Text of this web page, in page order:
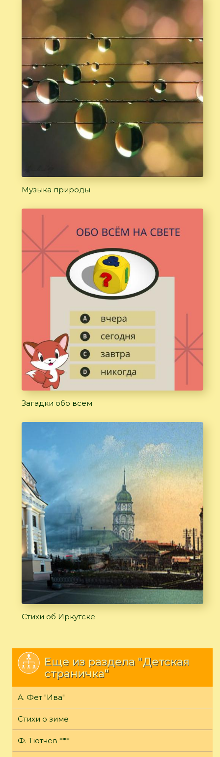
Музыка природы
Загадки обо всем
Стихи об Иркутске
Еще из раздела "Детская
страничка"
А. Фет "Ива"
Стихи о зиме
Ф. Тютчев ***